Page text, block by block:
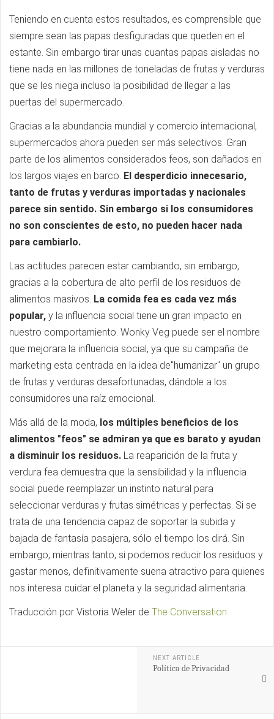
Teniendo en cuenta estos resultados, es comprensible que
siempre sean las papas desfiguradas que queden en el
estante. Sin embargo tirar unas cuantas papas aisladas no
tiene nada en las millones de toneladas de frutas y verduras
que se les niega incluso la posibilidad de llegar a las
puertas del supermercado.
Gracias a la abundancia mundial y comercio internacional,
supermercados ahora pueden ser más selectivos. Gran
parte de los alimentos considerados feos, son dañados en
los largos viajes en barco. El desperdicio innecesario,
tanto de frutas y verduras importadas y nacionales
parece sin sentido. Sin embargo si los consumidores
no son conscientes de esto, no pueden hacer nada
para cambiarlo.
Las actitudes parecen estar cambiando, sin embargo,
gracias a la cobertura de alto perfil de los residuos de
alimentos masivos. La comida fea es cada vez más
popular, y la influencia social tiene un gran impacto en
nuestro comportamiento. Wonky Veg puede ser el nombre
que mejorara la influencia social, ya que su campaña de
marketing esta centrada en la idea de"humanizar" un grupo
de frutas y verduras desafortunadas, dándole a los
consumidores una raíz emocional.
Más allá de la moda, los múltiples beneficios de los
alimentos "feos" se admiran ya que es barato y ayudan
a disminuir los residuos. La reaparición de la fruta y
verdura fea demuestra que la sensibilidad y la influencia
social puede reemplazar un instinto natural para
seleccionar verduras y frutas simétricas y perfectas. Si se
trata de una tendencia capaz de soportar la subida y
bajada de fantasía pasajera, sólo el tiempo los dirá. Sin
embargo, mientras tanto, si podemos reducir los residuos y
gastar menos, definitivamente suena atractivo para quienes
nos interesa cuidar el planeta y la seguridad alimentaria.
Traducción por Vistoria Weler de The Conversation
NEXT ARTICLE
Política de Privacidad